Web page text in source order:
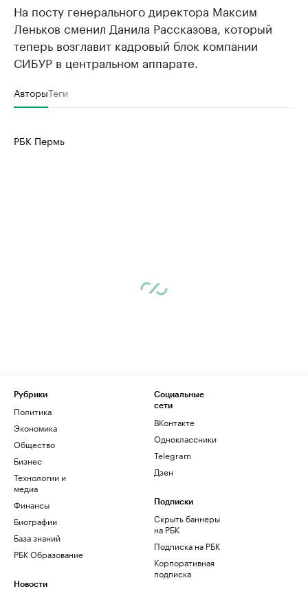
На посту генерального директора Максим
Леньков сменил Данила Рассказова, который
теперь возглавит кадровый блок компании
СИБУР в центральном аппарате.
АвторыТеги
РБК Пермь
Рубрики
Политика
Экономика
Общество
Бизнес
Технологии и
медиа
Финансы
Биографии
База знаний
РБК Образование
Новости
Социальные
сети
ВКонтакте
Одноклассники
Telegram
Дзен
Подписки
Скрыть баннеры
на РБК
Подписка на РБК
Корпоративная
подписка